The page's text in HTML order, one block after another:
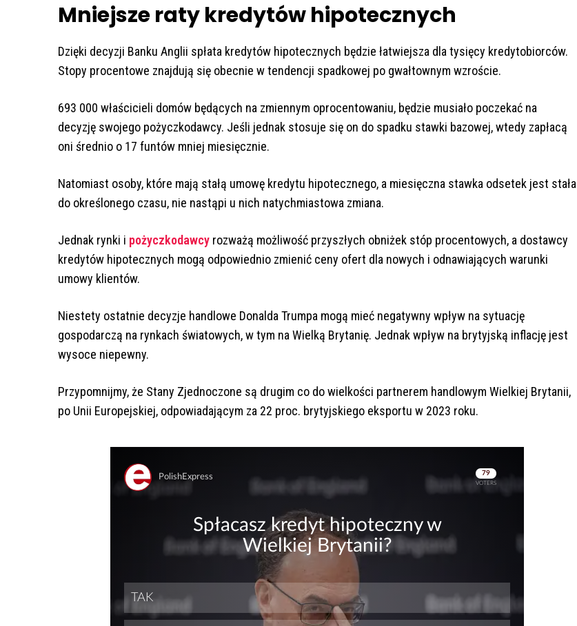
Mniejsze raty kredytów hipotecznych
Dzięki decyzji Banku Anglii spłata kredytów hipotecznych będzie łatwiejsza dla tysięcy kredytobiorców.
Stopy procentowe znajdują się obecnie w tendencji spadkowej po gwałtownym wzroście.
693 000 właścicieli domów będących na zmiennym oprocentowaniu, będzie musiało poczekać na
decyzję swojego pożyczkodawcy. Jeśli jednak stosuje się on do spadku stawki bazowej, wtedy zapłacą
oni średnio o 17 funtów mniej miesięcznie.
Natomiast osoby, które mają stałą umowę kredytu hipotecznego, a miesięczna stawka odsetek jest stała
do określonego czasu, nie nastąpi u nich natychmiastowa zmiana.
Jednak rynki i pożyczkodawcy rozważą możliwość przyszłych obniżek stóp procentowych, a dostawcy
kredytów hipotecznych mogą odpowiednio zmienić ceny ofert dla nowych i odnawiających warunki
umowy klientów.
Niestety ostatnie decyzje handlowe Donalda Trumpa mogą mieć negatywny wpływ na sytuację
gospodarczą na rynkach światowych, w tym na Wielką Brytanię. Jednak wpływ na brytyjską inflację jest
wysoce niepewny.
Przypomnijmy, że Stany Zjednoczone są drugim co do wielkości partnerem handlowym Wielkiej Brytanii,
po Unii Europejskiej, odpowiadającym za 22 proc. brytyjskiego eksportu w 2023 roku.
Skip